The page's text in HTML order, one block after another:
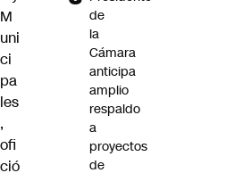
M
uni
ci
pa
les
,
ofi
ció
de
la
Cámara
anticipa
amplio
respaldo
a
proyectos
de